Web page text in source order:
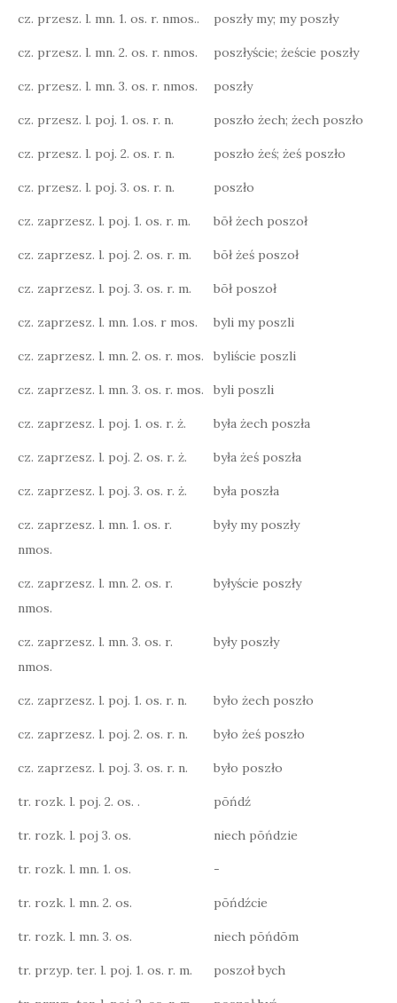
cz. przesz. l. mn. 1. os. r. nmos.. poszły my; my poszły
cz. przesz. l. mn. 2. os. r. nmos. poszłyście; żeście poszły
cz. przesz. l. mn. 3. os. r. nmos. poszły
cz. przesz. l. poj. 1. os. r. n. poszło żech; żech poszło
cz. przesz. l. poj. 2. os. r. n. poszło żeś; żeś poszło
cz. przesz. l. poj. 3. os. r. n. poszło
cz. zaprzesz. l. poj. 1. os. r. m. bōł żech poszoł
cz. zaprzesz. l. poj. 2. os. r. m. bōł żeś poszoł
cz. zaprzesz. l. poj. 3. os. r. m. bōł poszoł
cz. zaprzesz. l. mn. 1.os. r mos. byli my poszli
cz. zaprzesz. l. mn. 2. os. r. mos. byliście poszli
cz. zaprzesz. l. mn. 3. os. r. mos. byli poszli
cz. zaprzesz. l. poj. 1. os. r. ż. była żech poszła
cz. zaprzesz. l. poj. 2. os. r. ż. była żeś poszła
cz. zaprzesz. l. poj. 3. os. r. ż. była poszła
cz. zaprzesz. l. mn. 1. os. r.
nmos.
były my poszły
cz. zaprzesz. l. mn. 2. os. r.
nmos.
byłyście poszły
cz. zaprzesz. l. mn. 3. os. r.
nmos.
były poszły
cz. zaprzesz. l. poj. 1. os. r. n. było żech poszło
cz. zaprzesz. l. poj. 2. os. r. n. było żeś poszło
cz. zaprzesz. l. poj. 3. os. r. n. było poszło
tr. rozk. l. poj. 2. os. . pōńdź
tr. rozk. l. poj 3. os. niech pōńdzie
tr. rozk. l. mn. 1. os. -
tr. rozk. l. mn. 2. os. pōńdźcie
tr. rozk. l. mn. 3. os. niech pōńdōm
tr. przyp. ter. l. poj. 1. os. r. m. poszoł bych